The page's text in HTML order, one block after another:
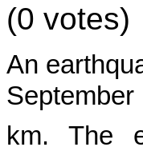
(0 votes)
An
km. The